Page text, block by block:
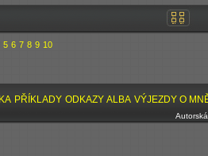
5 6 7 8 9 10
PŘÍKLADY ODKAZY ALBA VÝJEZDY O